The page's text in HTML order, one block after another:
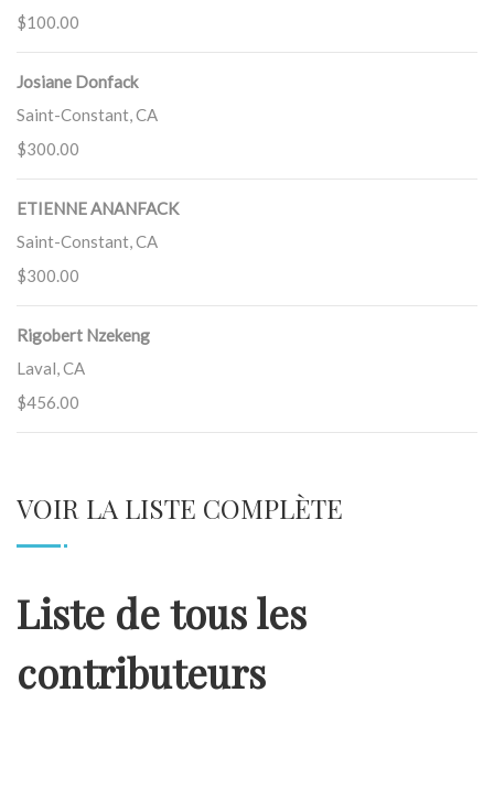
$100.00
Josiane Donfack
Saint-Constant, CA
$300.00
ETIENNE ANANFACK
Saint-Constant, CA
$300.00
Rigobert Nzekeng
Laval, CA
$456.00
VOIR LA LISTE COMPLÈTE
Liste de tous les
contributeurs